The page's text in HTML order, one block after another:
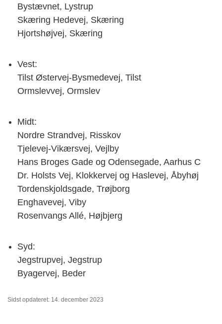
Bystævnet, Lystrup
Skæring Hedevej, Skæring
Hjortshøjvej, Skæring
Vest:
Tilst Østervej-Bysmedevej, Tilst
Ormslevvej, Ormslev
Midt:
Nordre Strandvej, Risskov
Tjelevej-Vikærsvej, Vejlby
Hans Broges Gade og Odensegade, Aarhus C
Dr. Holsts Vej, Klokkervej og Haslevej, Åbyhøj
Tordenskjoldsgade, Trøjborg
Enghavevej, Viby
Rosenvangs Allé, Højbjerg
Syd:
Jegstrupvej, Jegstrup
Byagervej, Beder
Sidst opdateret: 14. december 2023